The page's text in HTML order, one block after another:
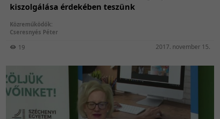
kiszolgálása érdekében teszünk
Közreműködők:
Cseresnyés Péter
19 2017. november 15.